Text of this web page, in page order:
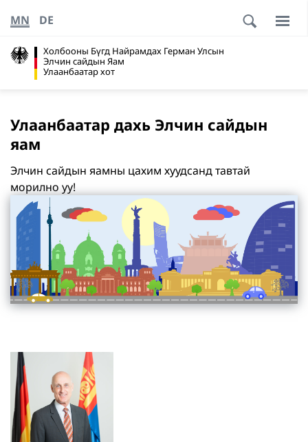
Холбооны Бүгд Найрамдах Герман Улсын
Элчин сайдын Яам
Улаанбаатар хот
MN DE
Улаанбаатар дахь Элчин сайдын
яам
Элчин сайдын яамны цахим хуудсанд тавтай
морилно уу!